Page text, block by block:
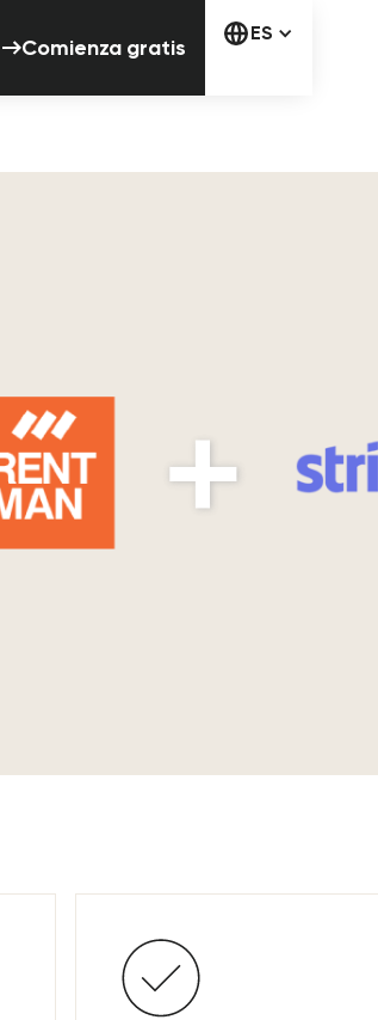
Comienza gratis
ES